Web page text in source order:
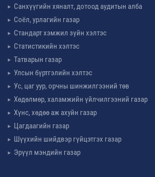
Санхүүгийн хяналт, дотоод аудитын алба
Соёл, урлагийн газар
Стандарт хэмжил зүйн хэлтэс
Статистикийн хэлтэс
Татварын газар
Улсын бүртгэлийн хэлтэс
Ус, цаг уур, орчны шинжилгээний төв
Хөдөлмөр, халамжийн үйлчилгээний газар
Хүнс, хөдөө аж ахуйн газар
Цагдаагийн газар
Шүүхийн шийдвэр гүйцэтгэх газар
Эрүүл мэндийн газар